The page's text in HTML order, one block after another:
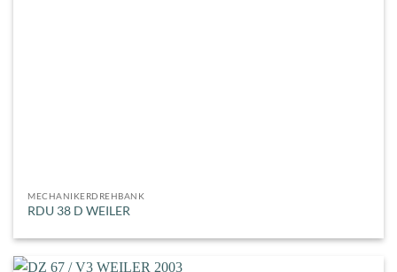
MECHANIKERDREHBANK
RDU 38 D WEILER